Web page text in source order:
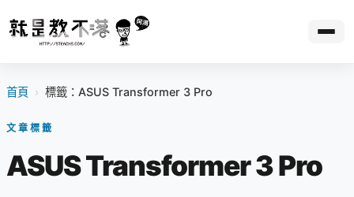
首頁 › 標籤：ASUS Transformer 3 Pro
文章標籤
ASUS Transformer 3 Pro